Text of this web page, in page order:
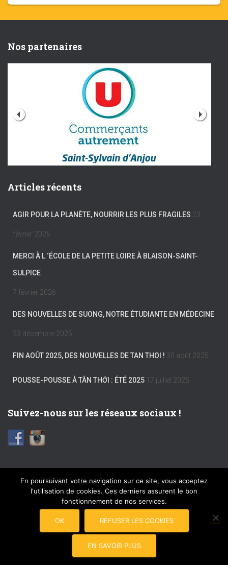
Nos partenaires
Articles récents
AGIR POUR LA PLANÈTE, NOURRIR LES PLUS FRAGILES 23
février 2026
MERCI À L ‘ÉCOLE DE LA PETITE LOIRE À BLAISON-SAINT-
SULPICE
7 février 2026
DES NOUVELLES DE SUONG, NOTRE ÉTUDIANTE EN MÉDECINE
23 décembre 2025
FIN AOÛT 2025, DES NOUVELLES DE TAN THOI ! 30 août 2025
POUSSE-POUSSE À TÂN THỚI : ÉTÉ 2025 17 juillet 2025
Suivez-nous sur les réseaux sociaux !
FACEBOOK INSTAGRAM MENTIONS LÉGALES
En poursuivant votre navigation sur ce site, vous acceptez
l'utilisation de cookies. Ces derniers assurent le bon
fonctionnement de nos services.
OK REFUSER LES COOKIES
EN SAVOIR PLUS